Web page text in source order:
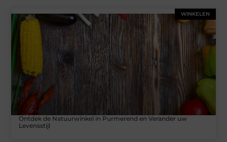
WINKELEN
Ontdek de Natuurwinkel in Purmerend en Verander uw
Levensstijl